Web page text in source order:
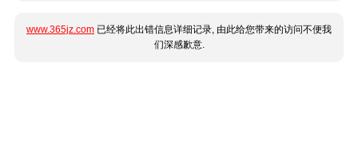
www.365jz.com 已经将此出错信息详细记录, 由此给您带来的访问不便我
们深感歉意.